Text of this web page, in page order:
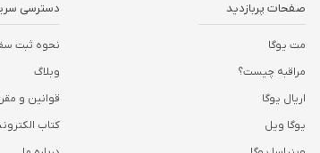
صفحات پربازدید
مت یوگا
مراقبه چیست؟
اریال یوگا
یوگا ویل
دسترسی
نحوه ثبت
وبلاگ
قوانین و
کتاب